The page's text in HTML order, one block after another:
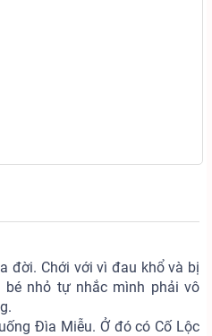
đời. Chới với vì đau khổ và bị
bé nhỏ tự nhắc mình phải vô
Đìa Miễu. Ở đó có Cố Lộc